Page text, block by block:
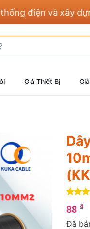
và xây dựng
Giá Thiết Bị
trên 5
dựa trên
88 ₫
Đã